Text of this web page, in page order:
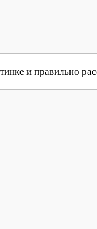
и правильно